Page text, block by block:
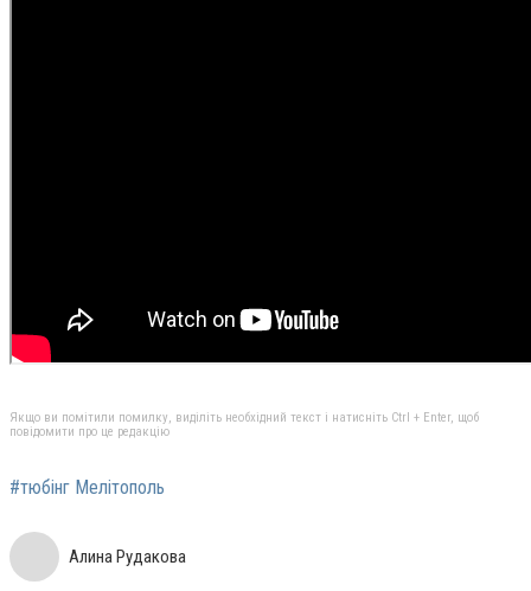
Якщо ви помітили помилку, виділіть необхідний текст і натисніть Ctrl + Enter, щоб
повідомити про це редакцію
#тюбінг Мелітополь
Алина Рудакова